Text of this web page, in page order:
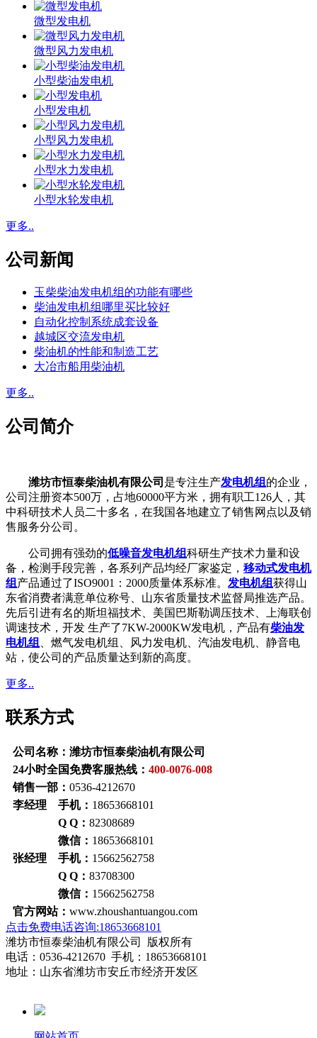
微型发电机
微型风力发电机
小型柴油发电机
小型发电机
小型风力发电机
小型水力发电机
小型水轮发电机
更多..
公司新闻
玉柴柴油发电机组的功能有哪些
柴油发电机组哪里买比较好
自动化控制系统成套设备
越城区交流发电机
柴油机的性能和制造工艺
大冶市船用柴油机
更多..
公司简介
潍坊市恒泰柴油机有限公司 是专注生产发电机组的企业，
公司注册资本500万，占地60000平方米，拥有职工126人，其
中科研技术人员二十多名，在我国各地建立了销售网点以及销
售服务分公司。
公司拥有强劲的低噪音发电机组科研生产技术力量和设
备，检测手段完善，各系列产品均经厂家鉴定， 移动式发电机
组产品通过了ISO9001：2000质量体系标准。 发电机组获得山
东省消费者满意单位称号、山东省质量技术监督局推选产品。
先后引进有名的斯坦福技术、美国巴斯勒调压技术、上海联创
调速技术，开发 生产了7KW-2000KW发电机，产品有柴油发
电机组、燃气发电机组、风力发电机、汽油发电机、静音电
站，使公司的产品质量达到新的高度。
更多..
联系方式
公司名称：潍坊市恒泰柴油机有限公司
24小时全国免费客服热线： 400-0076-008
销售一部： 0536-4212670
李经理 手机： 18653668101
Q Q： 82308689
微信： 18653668101
张经理 手机： 15662562758
Q Q： 83708300
微信： 15662562758
官方网站： www.zhoushantuangou.com
点击免费电话咨询:18653668101
潍坊市恒泰柴油机有限公司 版权所有
电话：0536-4212670 手机：18653668101
地址：山东省潍坊市安丘市经济开发区